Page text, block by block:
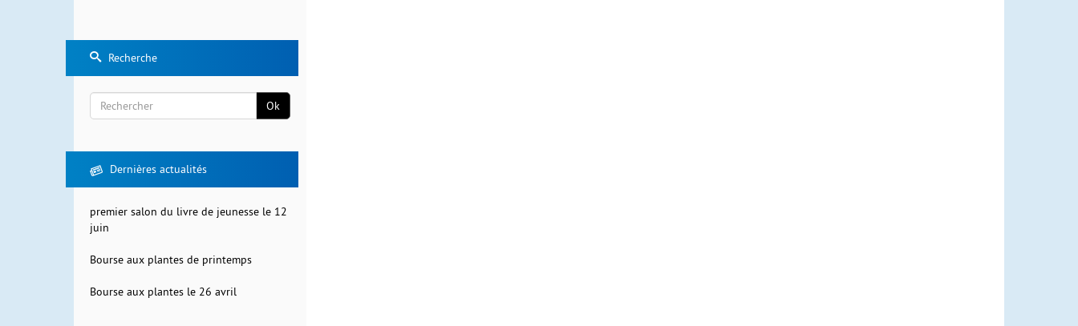
Recherche
Ok
Dernières actualités
premier salon du livre de jeunesse le 12
juin
Bourse aux plantes de printemps
Bourse aux plantes le 26 avril